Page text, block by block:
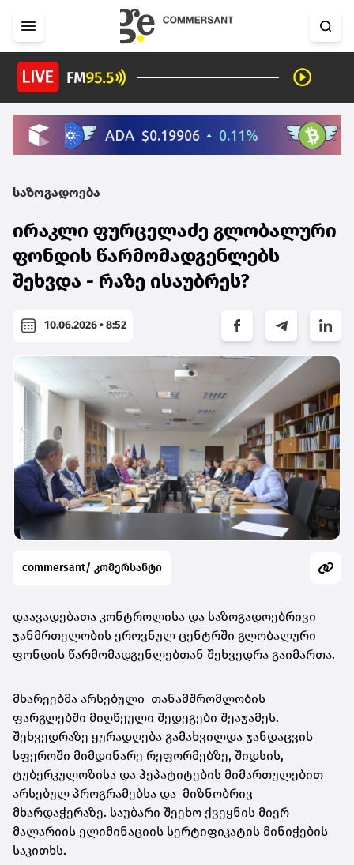
საზოგადოება
ირაკლი ფურცელაძე გლობალური
ფონდის წარმომადგენლებს
შეხვდა - რაზე ისაუბრეს?
10.06.2026 • 8:52
commersant/ კომერსანტი
დაავადებათა კონტროლისა და საზოგადოებრივი
ჯანმრთელობის ეროვნულ ცენტრში გლობალური
ფონდის წარმომადგენლებთან შეხვედრა გაიმართა.
მხარეებმა არსებული თანამშრომლობის
ფარგლებში მიღწეული შედეგები შეაჯამეს.
შეხვედრაზე ყურადღება გამახვილდა ჯანდაცვის
სფეროში მიმდინარე რეფორმებზე, შიდსის,
ტუბერკულოზისა და ჰეპატიტების მიმართულებით
არსებულ პროგრამებსა და მიზნობრივ
მხარდაჭერაზე. საუბარი შეეხო ქვეყნის მიერ
მალარიის ელიმინაციის სერტიფიკატის მინიჭების
საკითხს.